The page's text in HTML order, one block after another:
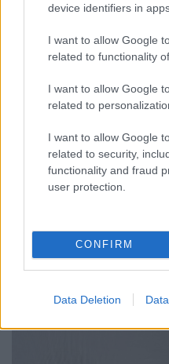
device identifiers in
I want to allow Google
related to functionality
I want to allow Google
related to
I want to allow Google
related to security,
functionality and fraud
user protection.
CONFIRM
Data Deletion
TÁRLATVEZETÉSEK,
KÖZÖNSÉGTALÁLKOZÓ
GYŐRI RÓMER
– Kőtár is díjmentesen